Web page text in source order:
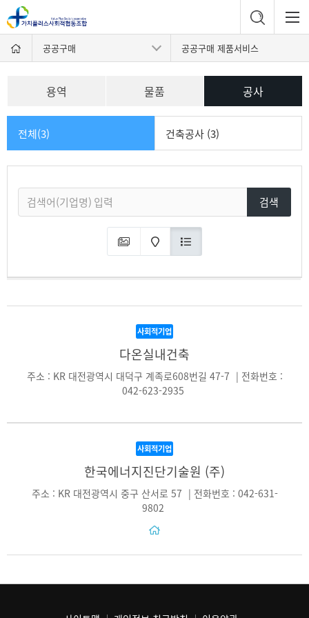
공공구매 공공구매 제품서비스
용역 물품 공사
전체(3) 건축공사 (3)
검색
사회적기업
다온실내건축
주소 : KR 대전광역시 대덕구 계족로608번길 47-7 | 전화번호 :
042-623-2935
사회적기업
한국에너지진단기술원 (주)
주소 : KR 대전광역시 중구 산서로 57 | 전화번호 : 042-631-
9802